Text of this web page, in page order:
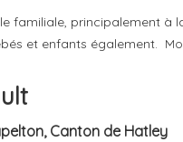
familiale, principalement à
et enfants également.
Canton de Hatley